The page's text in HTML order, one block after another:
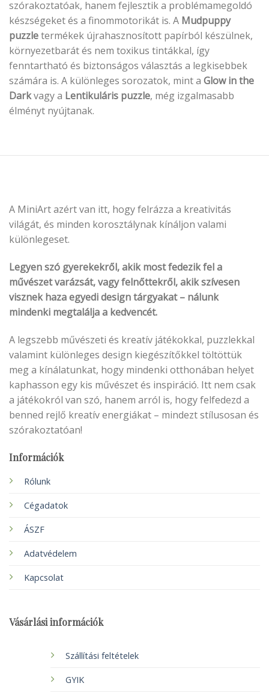
szórakoztatóak, hanem fejlesztik a problémamegoldó
készségeket és a finommotorikát is. A Mudpuppy
puzzletermékek újrahasznosított papírból készülnek,
környezetbarát és nem toxikus tintákkal, így
fenntartható és biztonságos választás a legkisebbek
számára is. A különleges sorozatok, mint a Glow in the
Darkvagy a Lentikuláris puzzle, még izgalmasabb
élményt nyújtanak.
A MiniArt azért van itt, hogy felrázza a kreativitás
világát, és minden korosztálynak kínáljon valami
különlegeset.
Legyen szó gyerekekről, akik most fedezik fel a
művészet varázsát, vagy felnőttekről, akik szívesen
visznek haza egyedi design tárgyakat – nálunk
mindenki megtalálja a kedvencét.
A legszebb művészeti és kreatív játékokkal, puzzlekkal
valamint különleges design kiegészítőkkel töltöttük
meg a kínálatunkat, hogy mindenki otthonában helyet
kaphasson egy kis művészet és inspiráció. Itt nem csak
a játékokról van szó, hanem arról is, hogy felfedezd a
benned rejlő kreatív energiákat – mindezt stílusosan és
szórakoztatóan!
Információk
Rólunk
Cégadatok
ÁSZF
Adatvédelem
Kapcsolat
Vásárlási információk
Szállítási feltételek
GYIK